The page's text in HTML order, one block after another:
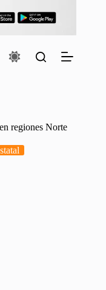
regiones Norte